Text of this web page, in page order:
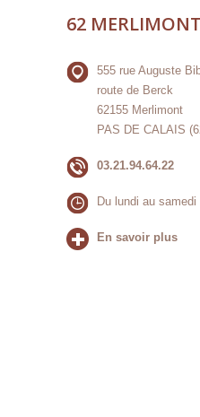
62 MERLIMONT
555 rue Auguste
route de Berck
62155 Merlimont
PAS DE CALAIS
03.21.94.64.22
Du lundi au
En savoir plus